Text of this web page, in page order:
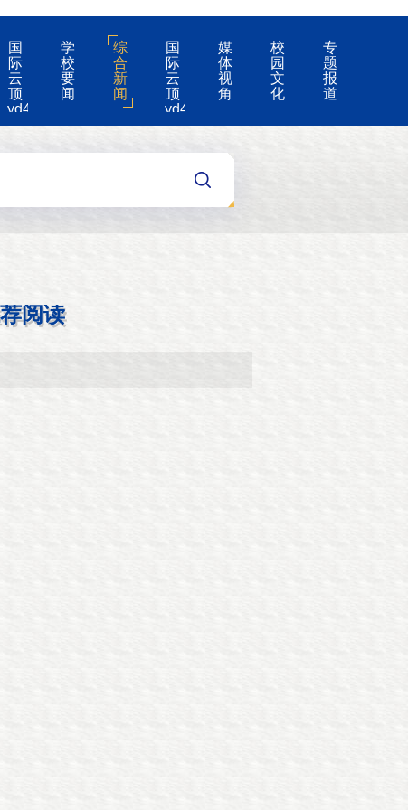
国
际
云
顶
yd4008-
云
国
戏
学
校
要
闻
综
合
新
闻
国
际
云
顶
yd4008
的
告
媒
体
视
角
校
园
文
化
专
题
报
道
阅读